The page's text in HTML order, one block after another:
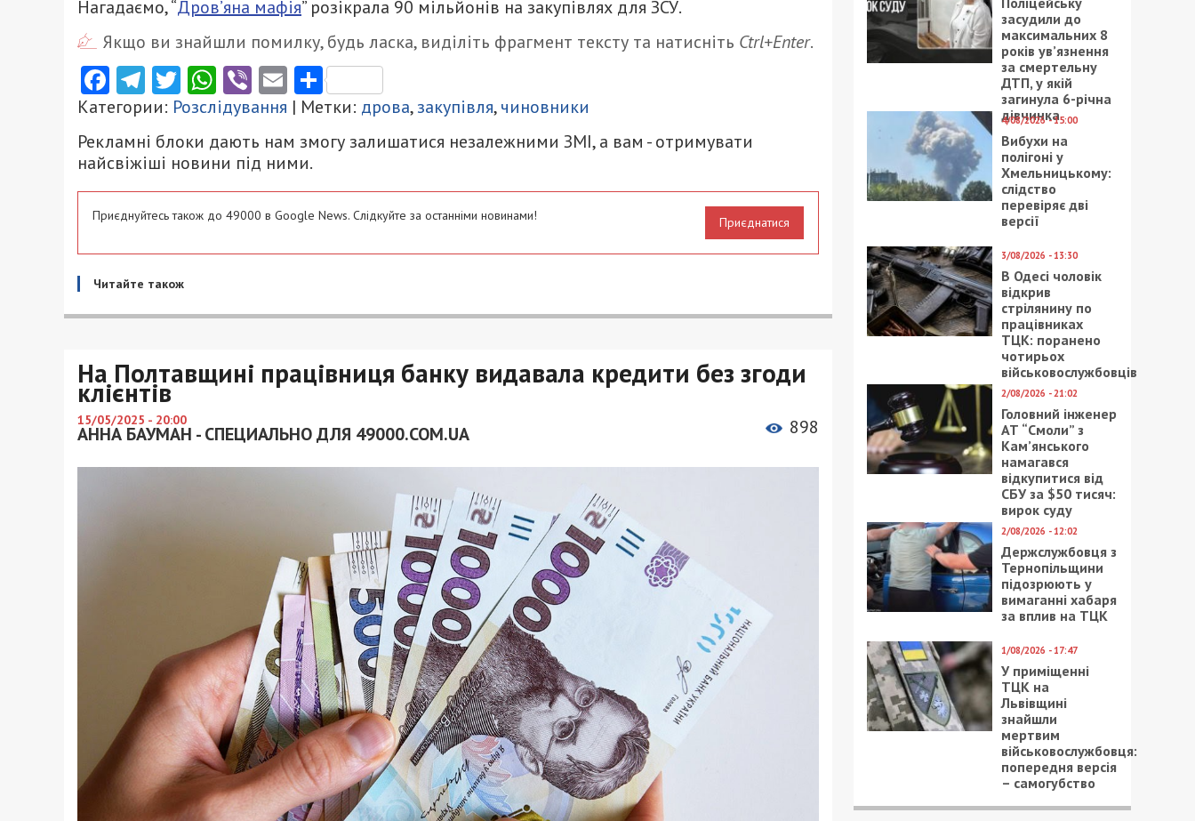
Нагадаємо, “Дров’яна мафія” розікрала 90 мільйонів на закупівлях для ЗСУ.
Якщо ви знайшли помилку, будь ласка, виділіть фрагмент тексту та натисніть Ctrl+Enter.
Facebook
Telegram
Twitter
WhatsApp
ViberEmailПоділитися
Категории: Розслідування | Метки: дрова,закупівля,чиновники
Рекламні блоки дають нам змогу залишатися незалежними ЗМІ, а вам - отримувати
найсвіжіші новини під ними.
Приєднуйтесь також до 49000 в Google News. Слідкуйте за останніми новинами! Приєднатися
Читайте також
На Полтавщині працівниця банку видавала кредити без згоди
клієнтів
15/05/2025 - 20:00
АННА БАУМАН - СПЕЦИАЛЬНО ДЛЯ 49000.COM.UA 898
засудили до
максимальних 8
років ув’язнення
за смертельну
ДТП, у якій
загинула 6-річна
дівчинка
4/08/2026 - 15:00
Вибухи на
полігоні у
Хмельницькому:
слідство
перевіряє дві
версії
3/08/2026 - 13:30
В Одесі чоловік
відкрив
стрілянину по
працівниках
ТЦК: поранено
чотирьох
військовослужбовців
2/08/2026 - 21:02
Головний інженер
АТ “Смоли” з
Кам’янського
намагався
відкупитися від
СБУ за $50 тисяч:
вирок суду
2/08/2026 - 12:02
Держслужбовця з
Тернопільщини
підозрюють у
вимаганні хабаря
за вплив на ТЦК
1/08/2026 - 17:47
У приміщенні
ТЦК на
Львівщині
знайшли
мертвим
військовослужбовця:
попередня версія
– самогубство